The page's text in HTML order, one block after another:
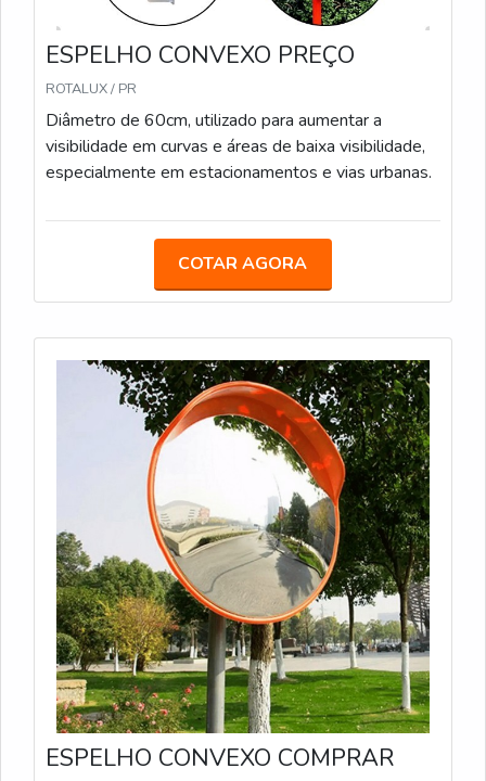
ESPELHO CONVEXO PREÇO
ROTALUX / PR
Diâmetro de 60cm, utilizado para aumentar a
visibilidade em curvas e áreas de baixa visibilidade,
especialmente em estacionamentos e vias urbanas.
COTAR AGORA
ESPELHO CONVEXO COMPRAR